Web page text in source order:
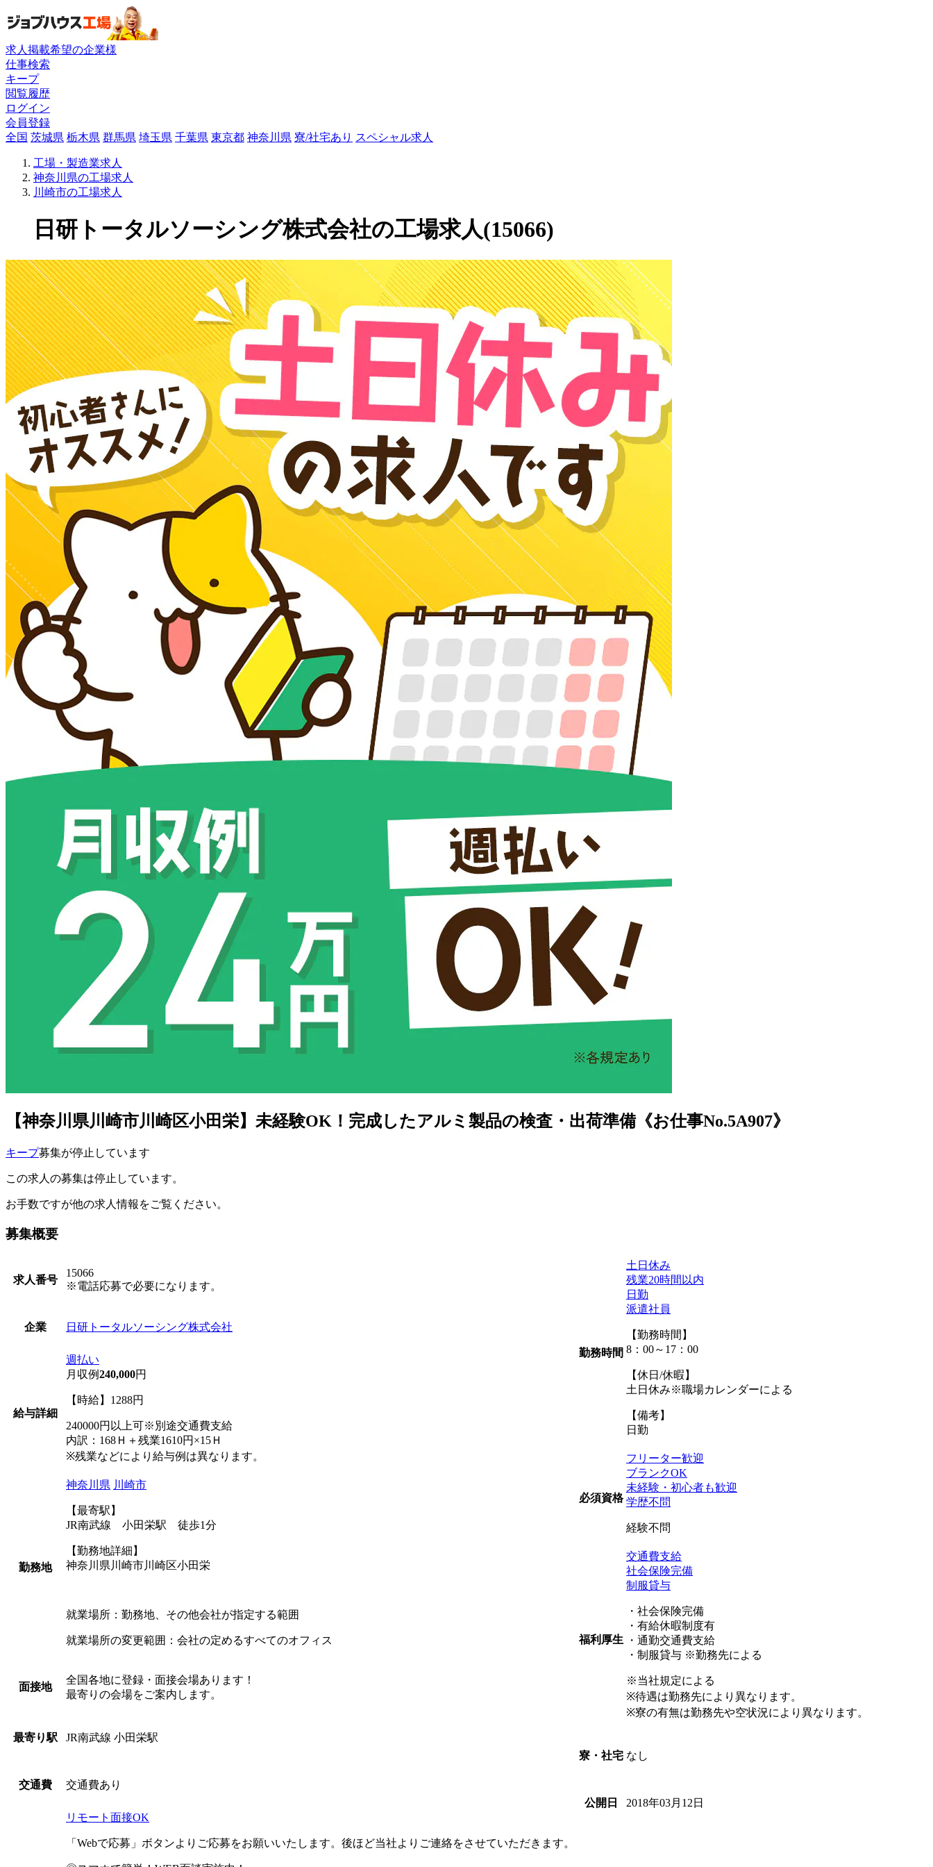
求人掲載希望の企業様
仕事検索
キープ
閲覧履歴
ログイン
会員登録
全国 茨城県 栃木県 群馬県 埼玉県 千葉県 東京都 神奈川県 寮/社宅あり スペシャル求人
工場・製造業求人
神奈川県の工場求人
川崎市の工場求人
日研トータルソーシング株式会社の工場求人(15066)
【神奈川県川崎市川崎区小田栄】未経験OK！完成したアルミ製品の検査・出荷準備《お仕事No.5A907》
キープ募集が停止しています
この求人の募集は停止しています。
お手数ですが他の求人情報をご覧ください。
募集概要
求人番号
15066
※電話応募で必要になります。
企業 日研トータルソーシング株式会社
給与詳細
週払い
月収例240,000円
【時給】1288円
240000円以上可※別途交通費支給
内訳：168Ｈ＋残業1610円×15Ｈ
※残業などにより給与例は異なります。
勤務地
神奈川県 川崎市
【最寄駅】
JR南武線 小田栄駅 徒歩1分
【勤務地詳細】
神奈川県川崎市川崎区小田栄
就業場所：勤務地、その他会社が指定する範囲
就業場所の変更範囲：会社の定めるすべてのオフィス
面接地
全国各地に登録・面接会場あります！
最寄りの会場をご案内します。
最寄り駅 JR南武線 小田栄駅
交通費 交通費あり
リモート面接OK
「Webで応募」ボタンよりご応募をお願いいたします。後ほど当社よりご連絡をさせていただきます。
勤務時間
土日休み
残業20時間以内
日勤
派遣社員
【勤務時間】
8：00～17：00
【休日/休暇】
土日休み※職場カレンダーによる
【備考】
日勤
必須資格
フリーター歓迎
ブランクOK
未経験・初心者も歓迎
学歴不問
経験不問
福利厚生
交通費支給
社会保険完備
制服貸与
・社会保険完備
・有給休暇制度有
・通勤交通費支給
・制服貸与 ※勤務先による
※当社規定による
※待遇は勤務先により異なります。
※寮の有無は勤務先や空状況により異なります。
寮・社宅 なし
公開日 2018年03月12日